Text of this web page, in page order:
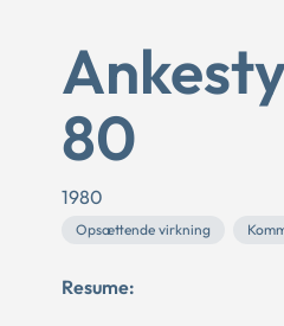
80
1980
Opsættende virkning
Resume: